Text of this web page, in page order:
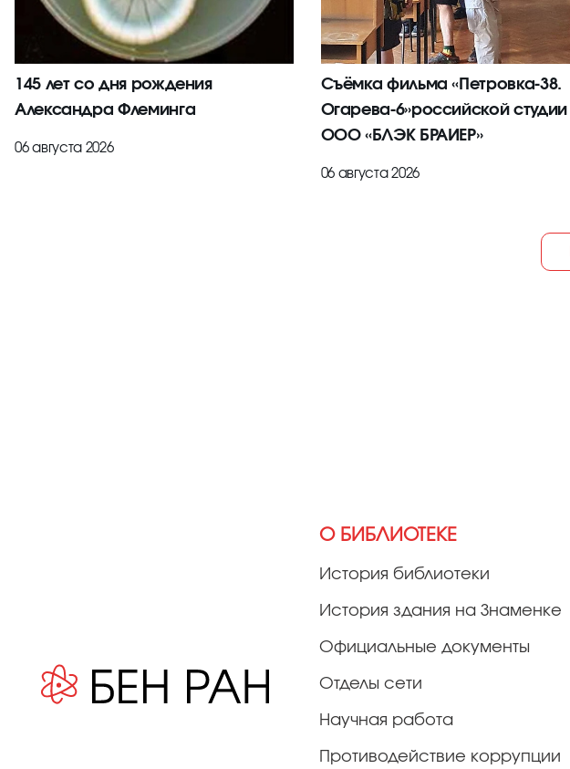
145 лет со дня рождения
Александра Флеминга
06 августа 2026
Съёмка фильма «Петровка-38.
Огарева-6»российской студии
ООО «БЛЭК БРАИЕР»
06 августа 2026
О БИБЛИОТЕКЕ
История библиотеки
История здания на Знаменке
Официальные документы
Отделы сети
Научная работа
Противодействие коррупции